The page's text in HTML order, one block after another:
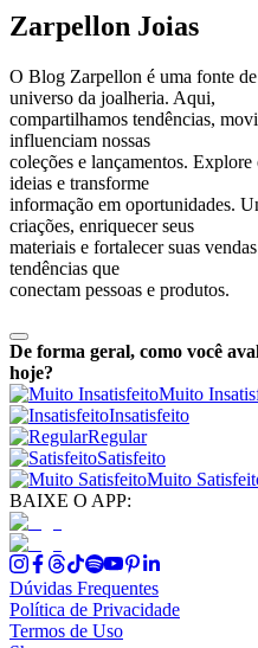
Zarpellon Joias
O Blog Zarpellon é uma fonte
universo da joalheria. Aqui,
compartilhamos tendências,
influenciam nossas
coleções e lançamentos.
ideias e transforme
informação em oportunidades.
criações, enriquecer seus
materiais e fortalecer suas
tendências que
conectam pessoas e produtos.
De forma geral, como você
hoje?
Muito
Insatisfeito
Regular
Satisfeito
Muito
BAIXE O APP:
Dúvidas Frequentes
Política de Privacidade
Termos de Uso